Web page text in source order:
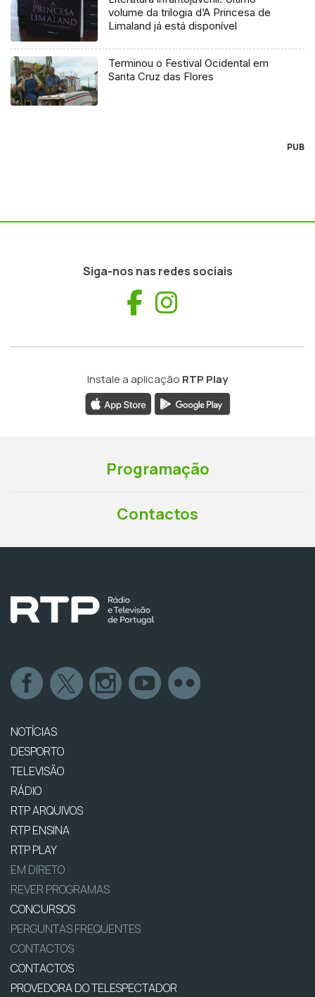
volume da trilogia d’A Princesa de
Limaland já está disponível
Terminou o Festival Ocidental em
Santa Cruz das Flores
PUB
Siga-nos nas redes sociais
Facebook
Instale a aplicação RTP Play
Programação
Contactos
NOTÍCIAS
DESPORTO
TELEVISÃO
RÁDIO
RTP ARQUIVOS
RTP ENSINA
RTP PLAY
EM DIRETO
REVER PROGRAMAS
CONCURSOS
PERGUNTAS FREQUENTES
CONTACTOS
CONTACTOS
PROVEDORA DO TELESPECTADOR